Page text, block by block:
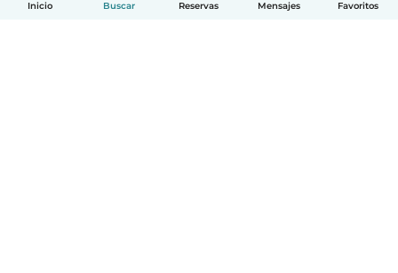
Inicio Buscar Reservas Mensajes Favoritos